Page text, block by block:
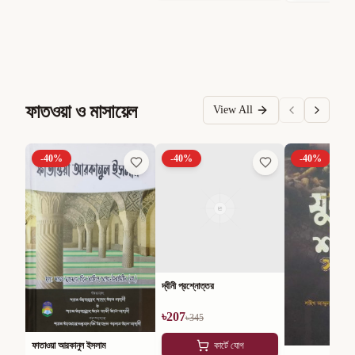
ফাতওয়া ও মাসায়েল View All
-40%
ফাতাওয়া আরকানুল ইসলাম
-40%
দ্বীনী প্রশ্নোত্তর
৳207৳345
কার্টে যোগ
-40%